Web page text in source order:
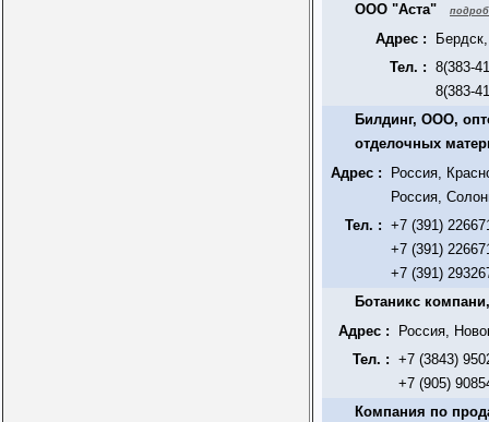
ООО "Аста"
Адрес :
Тел. : 8(383-
8(383-
Билдинг, ООО,
отделочных
Адрес :
Россия,
Россия,
Тел. : +7 (391)
+7 (391)
+7 (391)
Ботаникс
Адрес :
Россия,
Тел. : +7 (3843)
+7 (905)
Компания по